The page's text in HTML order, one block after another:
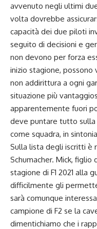
avvenuto negli ultimi
volta dovrebbe
capacità dei due piloti
seguito di decisioni e
non devono per forza
inizio stagione, possono
non addirittura a ogni
situazione più
apparentemente fuori
deve puntare tutto sulla
come squadra, in
Sulla lista degli iscritti è
Schumacher. Mick, figlio
stagione di F1 2021 alla
difficilmente gli
sarà comunque
campione di F2 se la
dimentichiamo che i